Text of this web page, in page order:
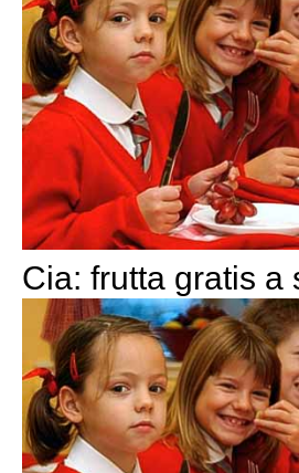
Cia: frutta gratis a